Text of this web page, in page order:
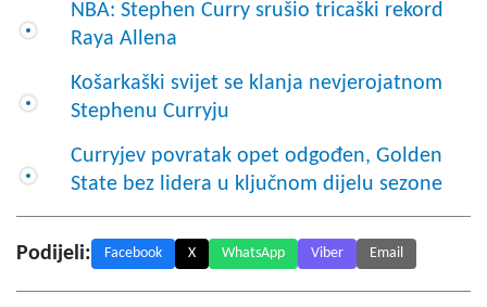
NBA: Stephen Curry srušio tricaški rekord
Raya Allena
Košarkaški svijet se klanja nevjerojatnom
Stephenu Curryju
Curryjev povratak opet odgođen, Golden
State bez lidera u ključnom dijelu sezone
Podijeli: Facebook X WhatsApp Viber Email